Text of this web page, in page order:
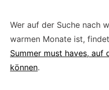
Wer auf der Suche nach
warmen Monate ist,
Summer must haves,
können.